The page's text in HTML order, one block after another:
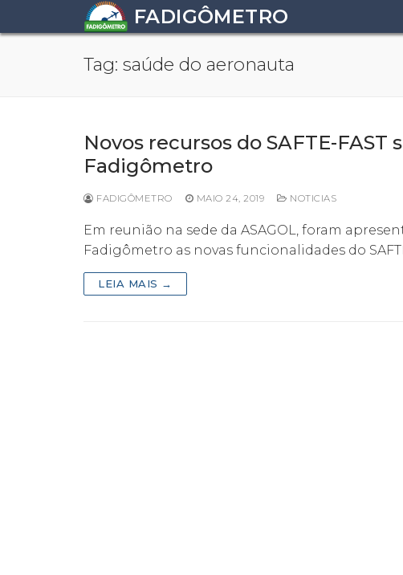
para
FADIGÔMETRO
Tag: saúde do aeronauta
Novos recursos do SAFTE-
Fadigômetro
FADIGÔMETRO MAIO 24, 2019 NOTICIAS
Em reunião na sede da ASAGOL, foram
Fadigômetro as novas funcionalidades do
LEIA MAIS →